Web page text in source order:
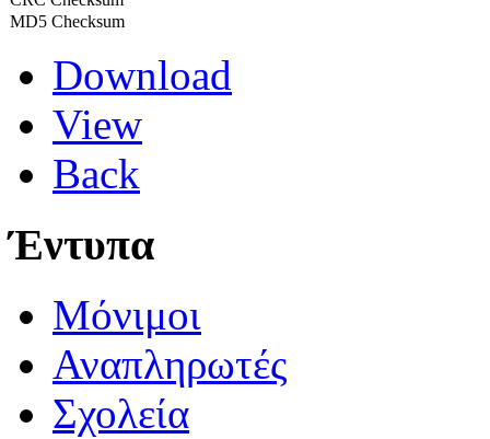
MD5 Checksum
Download
View
Back
Έντυπα
Μόνιμοι
Αναπληρωτές
Σχολεία